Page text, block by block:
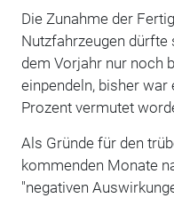
Die Zunahme der
Nutzfahrzeugen dürfte
dem Vorjahr nur noch
einpendeln, bisher war
Prozent vermutet
Als Gründe für den
kommenden Monate
"negativen